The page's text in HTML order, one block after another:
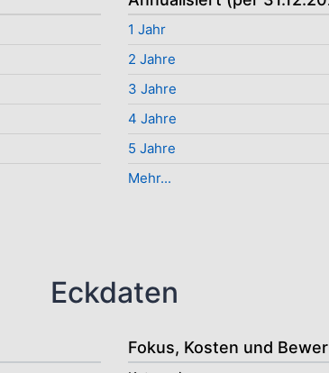
1 Jahr
2 Jahre
3 Jahre
4 Jahre
5 Jahre
Mehr...
Eckdaten
Fokus, Kosten und